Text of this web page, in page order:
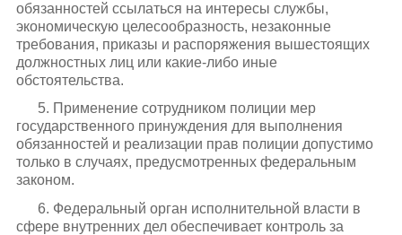
обязанностей ссылаться на интересы службы,
экономическую целесообразность, незаконные
требования, приказы и распоряжения вышестоящих
должностных лиц или какие-либо иные
обстоятельства.
5. Применение сотрудником полиции мер
государственного принуждения для выполнения
обязанностей и реализации прав полиции допустимо
только в случаях, предусмотренных федеральным
законом.
6. Федеральный орган исполнительной власти в
сфере внутренних дел обеспечивает контроль за